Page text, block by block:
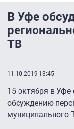
В Уфе
ТВ
11.10.2019 13:45
15 октября в Уфе
обсуждению
муниципального